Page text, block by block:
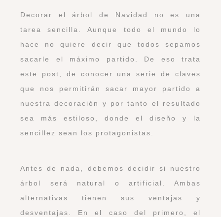
Decorar el árbol de Navidad no es una
tarea sencilla. Aunque todo el mundo lo
hace no quiere decir que todos sepamos
sacarle el máximo partido. De eso trata
este post, de conocer una serie de claves
que nos permitirán sacar mayor partido a
nuestra decoración y por tanto el resultado
sea más estiloso, donde el diseño y la
sencillez sean los protagonistas.
Antes de nada, debemos decidir si nuestro
árbol será natural o artificial. Ambas
alternativas tienen sus ventajas y
desventajas. En el caso del primero, el